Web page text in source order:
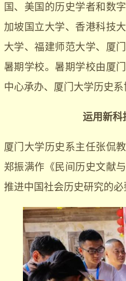
国、美国的历史学者和数
加坡国立大学、香港科技
大学、福建师范大学、厦
暑期学校。暑期学校由厦
中心承办、厦门大学历史系
运用新科
厦门大学历史系主任张侃
郑振满作《民间历史文献
推进中国社会历史研究的必